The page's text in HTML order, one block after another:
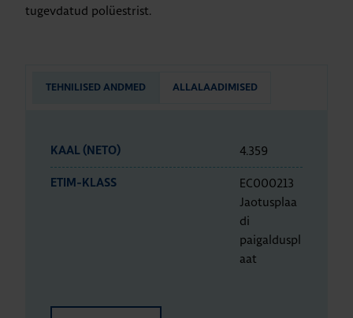
tugevdatud polüestrist.
TEHNILISED ANDMED ALLALAADIMISED
KAAL (NETO) 4.359
ETIM-KLASS
EC000213
Jaotusplaa
di
paigalduspl
aat